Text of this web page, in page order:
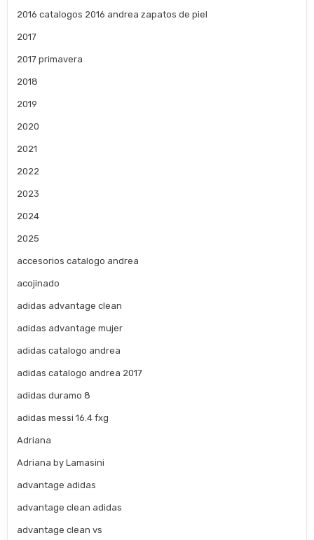
2016 catalogos 2016 andrea zapatos de piel
2017
2017 primavera
2018
2019
2020
2021
2022
2023
2024
2025
accesorios catalogo andrea
acojinado
adidas advantage clean
adidas advantage mujer
adidas catalogo andrea
adidas catalogo andrea 2017
adidas duramo 8
adidas messi 16.4 fxg
Adriana
Adriana by Lamasini
advantage adidas
advantage clean adidas
advantage clean vs